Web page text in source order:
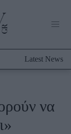
Latest News
να